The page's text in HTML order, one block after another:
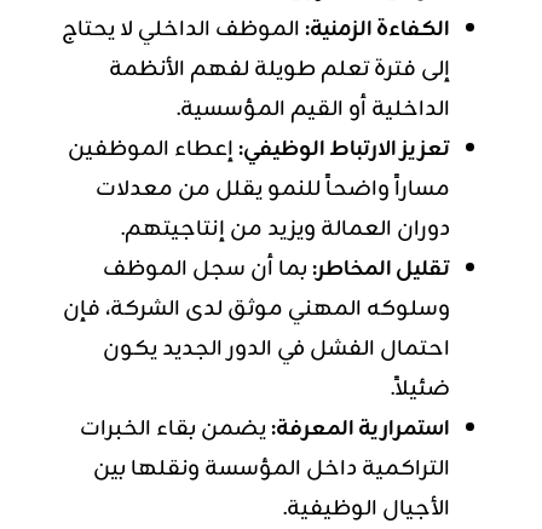
الكفاءة الزمنية:الموظف الداخلي لا يحتاج
إلى فترة تعلم طويلة لفهم الأنظمة
الداخلية أو القيم المؤسسية.
تعزيز الارتباط الوظيفي:إعطاء الموظفين
مساراً واضحاً للنمو يقلل من معدلات
دوران العمالة ويزيد من إنتاجيتهم.
تقليل المخاطر:بما أن سجل الموظف
وسلوكه المهني موثق لدى الشركة، فإن
احتمال الفشل في الدور الجديد يكون
ضئيلاً.
استمرارية المعرفة:يضمن بقاء الخبرات
التراكمية داخل المؤسسة ونقلها بين
الأجيال الوظيفية.